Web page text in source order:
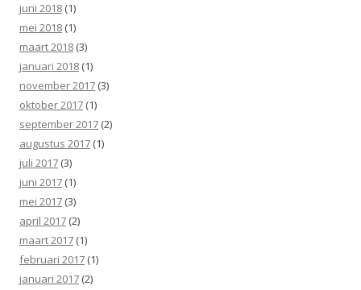
juni 2018 (1)
mei 2018 (1)
maart 2018 (3)
januari 2018 (1)
november 2017 (3)
oktober 2017 (1)
september 2017 (2)
augustus 2017 (1)
juli 2017 (3)
juni 2017 (1)
mei 2017 (3)
april 2017 (2)
maart 2017 (1)
februari 2017 (1)
januari 2017 (2)